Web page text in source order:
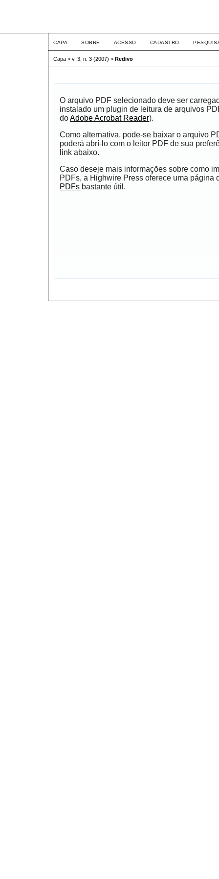
CAPA SOBRE ACESSO CADASTRO
Capa > v. 3, n. 3 (2007) > Redivo
O arquivo PDF selecionado deve ser
instalado um plugin de leitura de arquivos
doAdobe Acrobat Reader).
Como alternativa, pode-se baixar o arquivo
poderá abrí-lo com o leitor PDF de sua
link abaixo.
Caso deseje mais informações sobre como
PDFs, a Highwire Press oferece uma página
PDFs bastante útil.